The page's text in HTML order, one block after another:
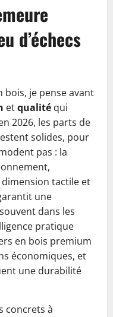
d’échecs
bois, je pense avant
etqualité qui
2026, les parts de
solides, pour
pas : la
tactile et
une
dans les
pratique
en bois premium
économiques, et
une durabilité
concrets à